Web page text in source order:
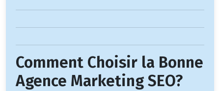
Comment Choisir la Bonne
Agence Marketing SEO?